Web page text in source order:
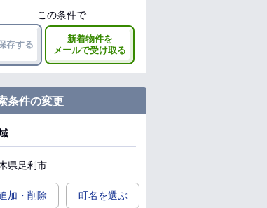
この条件で
存する
新着物件を
メールで受け取る
条件の変更
県足利市
加・削除 町名を選ぶ